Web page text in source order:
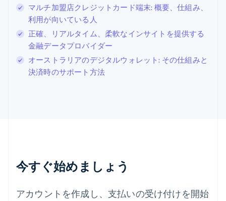
マルチ加盟店クレジットカード端末: 概要、仕組み、
利用が向いている人
正確、リアルタイム、柔軟なインサイトを提供する
金融データプロバイダー
オーストラリアのデジタルウォレット: その仕組みと
決済時のサポート方法
今すぐ始めましょう
アカウントを作成し、支払いの受け付けを開始
シンガポール
English 简体中文
スイス
DeutschFrançaisItaliano English
スウェーデン
Svenska English
スペイン
EspañolEnglish
デンマーク
ドイツ